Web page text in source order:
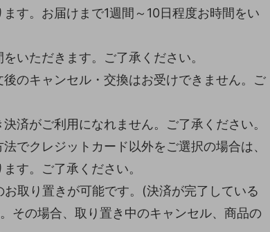
す。お届けまで1週間～10日程度お時間をい
いただきます。ご了承ください。
のキャンセル・交換はお受けできません。ご
済がご利用になれません。ご了承ください。
でクレジットカード以外をご選択の場合は、
す。ご了承ください。
取り置きが可能です。(決済が完了している
その場合、取り置き中のキャンセル、商品の